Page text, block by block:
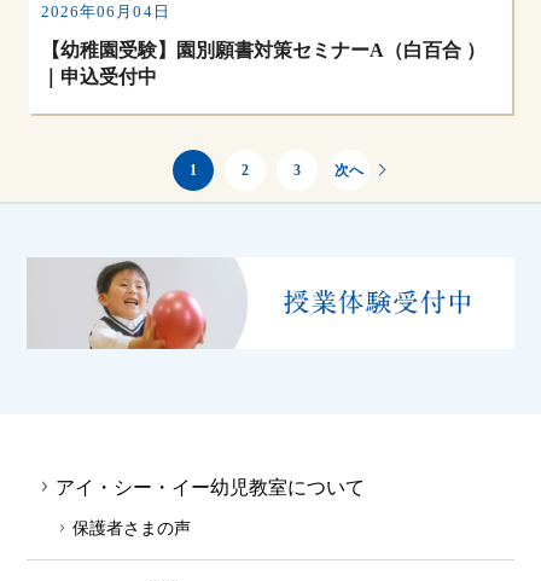
2026年06月04日
【幼稚園受験】園別願書対策セミナーA（白百合 ）
｜申込受付中
1 2 3 次へ
アイ・シー・イー幼児教室について
保護者さまの声